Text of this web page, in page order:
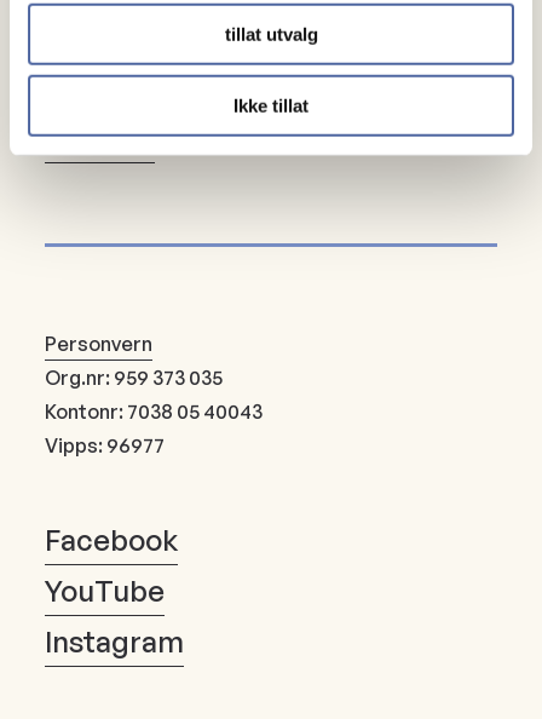
tillat utvalg
Ikke tillat
Om oss
Personvern
Org.nr: 959 373 035
Kontonr: 7038 05 40043
Vipps: 96977
Facebook
YouTube
Instagram